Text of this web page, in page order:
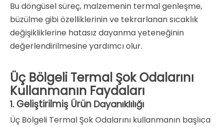
Bu döngüsel süreç, malzemenin termal genleşme,
büzülme gibi özelliklerinin ve tekrarlanan sıcaklık
değişikliklerine hatasız dayanma yeteneğinin
değerlendirilmesine yardımcı olur.
Üç Bölgeli Termal Şok Odalarını
Kullanmanın Faydaları
1. Geliştirilmiş Ürün Dayanıklılığı
Üç Bölgeli Termal Şok Odalarını kullanmanın başlıca